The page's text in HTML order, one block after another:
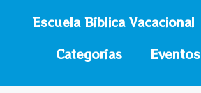
Escuela Bíblica Vacacional
Categorías
Eventos